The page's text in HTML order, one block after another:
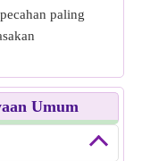
paling
Umum